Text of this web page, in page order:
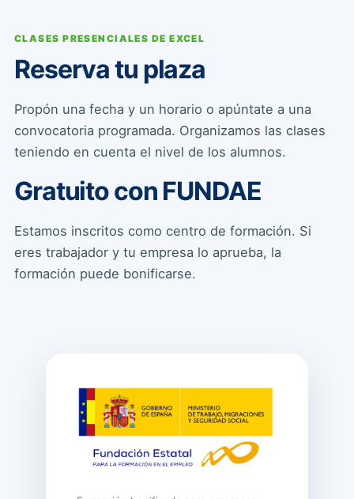
CLASES PRESENCIALES DE EXCEL
Reserva tu plaza
Propón una fecha y un horario o apúntate a una
convocatoria programada. Organizamos las clases
teniendo en cuenta el nivel de los alumnos.
Gratuito con FUNDAE
Estamos inscritos como centro de formación. Si
eres trabajador y tu empresa lo aprueba, la
formación puede bonificarse.